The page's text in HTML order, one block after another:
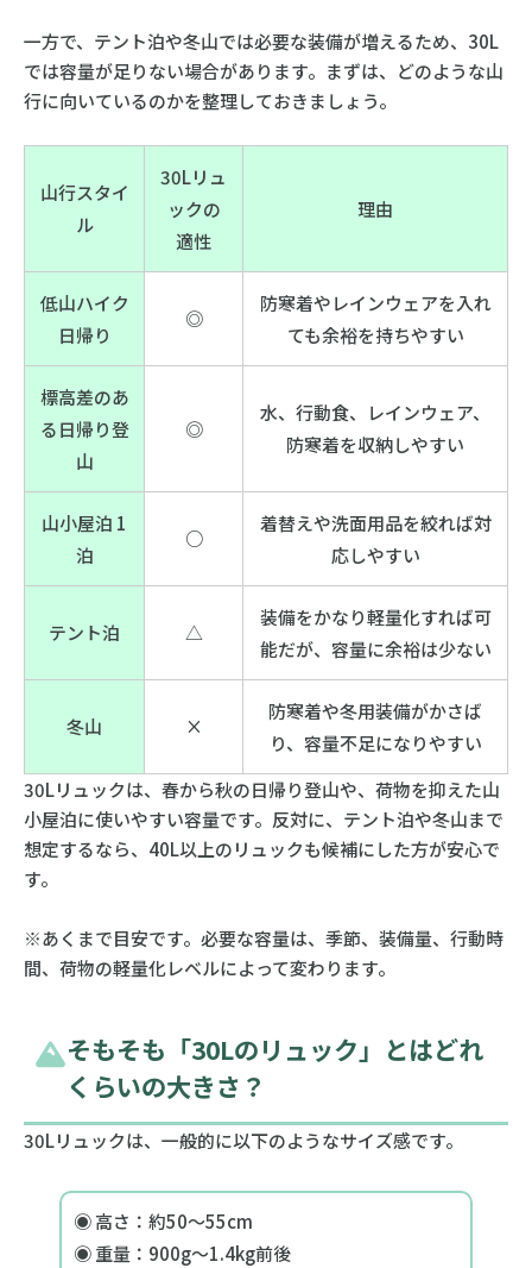
一方で、テント泊や冬山では必要な装備が増えるため、30L
では容量が足りない場合があります。まずは、どのような山
行に向いているのかを整理しておきましょう。
山行スタイ
ル
30Lリュ
ックの
適性
理由
低山ハイク
日帰り
◎
防寒着やレインウェアを入れ
ても余裕を持ちやすい
標高差のあ
る日帰り登
山
◎
水、行動食、レインウェア、
防寒着を収納しやすい
山小屋泊 1
泊
○
着替えや洗面用品を絞れば対
応しやすい
テント泊 △
装備をかなり軽量化すれば可
能だが、容量に余裕は少ない
冬山 ×
防寒着や冬用装備がかさば
り、容量不足になりやすい
30Lリュックは、春から秋の日帰り登山や、荷物を抑えた山
小屋泊に使いやすい容量です。反対に、テント泊や冬山まで
想定するなら、40L以上のリュックも候補にした方が安心で
す。
※あくまで目安です。必要な容量は、季節、装備量、行動時
間、荷物の軽量化レベルによって変わります。
そもそも「30Lのリュック」とはどれ
くらいの大きさ？
30Lリュックは、一般的に以下のようなサイズ感です。
◉ 高さ：約50〜55cm
◉ 重量：900g〜1.4kg前後